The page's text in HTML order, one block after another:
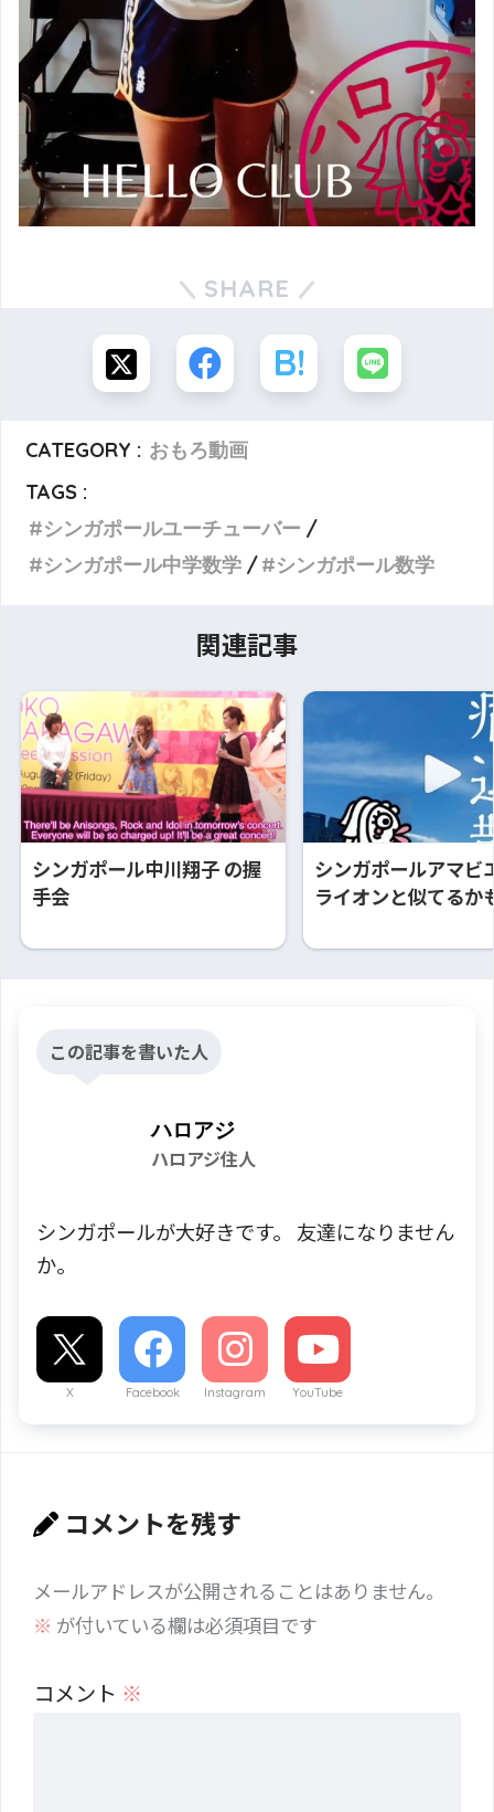
SHARE
CATEGORY : おもろ動画
TAGS :
シンガポールユーチューバー
シンガポール中学数学
シンガポール数学
関連記事
シンガポール中川翔子 の握
手会
シンガポールアマビ
ライオンと似てるか
この記事を書いた人
ハロアジ
ハロアジ住人
シンガポールが大好きです。 友達になりません
か。
X Facebook Instagram YouTube
コメントを残す
メールアドレスが公開されることはありません。
※ が付いている欄は必須項目です
コメント ※